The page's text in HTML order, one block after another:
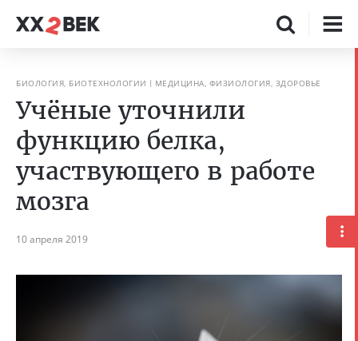
БИОЛОГИЯ, БИОТЕХНОЛОГИИ МЕДИЦИНА, ФИЗИОЛОГИЯ, ЗДОРОВЬЕ
Учёные уточнили
функцию белка,
участвующего в работе
мозга
10 апреля 2019